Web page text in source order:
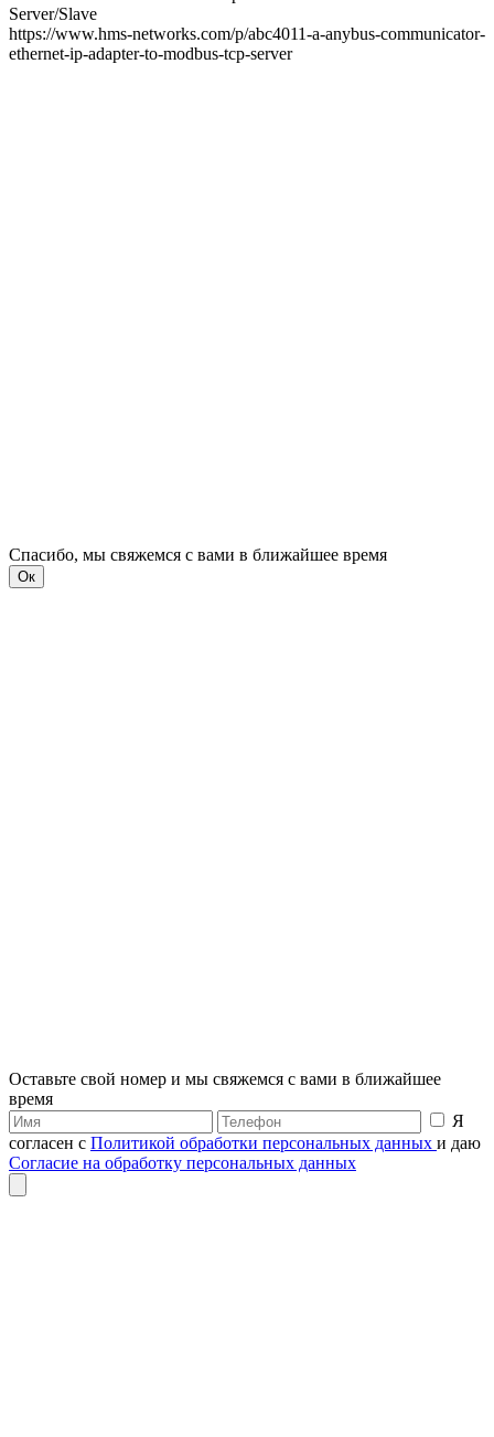
Server/Slave
https://www.hms-networks.com/p/abc4011-a-anybus-communicator-
ethernet-ip-adapter-to-modbus-tcp-server
Спасибо, мы свяжемся с вами в ближайшее время
Ок
Оставьте свой номер и мы свяжемся с вами в ближайшее
время
Я
согласен с Политикой обработки персональных данных и даю
Согласие на обработку персональных данных